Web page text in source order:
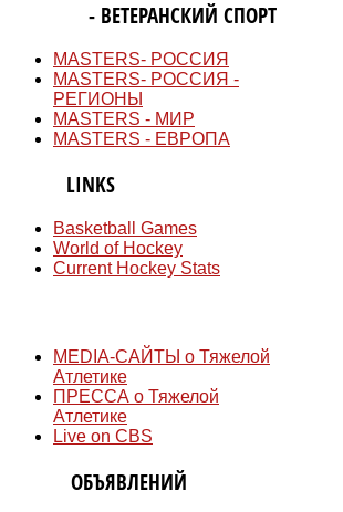
- ВЕТЕРАНСКИЙ СПОРТ
MASTERS- РОССИЯ
MASTERS- РОССИЯ -
РЕГИОНЫ
MASTERS - МИР
MASTERS - ЕВРОПА
LINKS
Basketball Games
World of Hockey
Current Hockey Stats
MEDIA-САЙТЫ о Тяжелой
Атлетике
ПРЕССА о Тяжелой
Атлетике
Live on CBS
ОБЪЯВЛЕНИЙ